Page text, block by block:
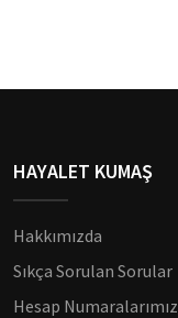
HAYALET KUMAŞ
Hakkımızda
Sıkça Sorulan Sorular
Hesap Numaralarımız